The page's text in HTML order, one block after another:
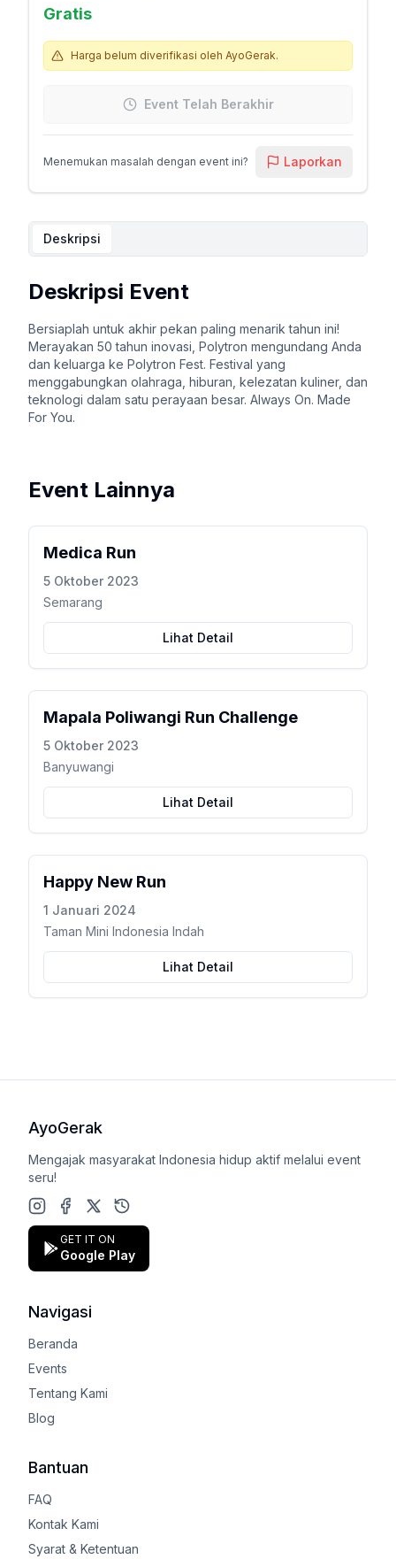
Gratis
Harga belum diverifikasi oleh AyoGerak.
Event Telah Berakhir
Menemukan masalah dengan event ini? Laporkan
Deskripsi
Deskripsi Event
Bersiaplah untuk akhir pekan paling menarik tahun ini!
Merayakan 50 tahun inovasi, Polytron mengundang Anda
dan keluarga ke Polytron Fest. Festival yang
menggabungkan olahraga, hiburan, kelezatan kuliner, dan
teknologi dalam satu perayaan besar. Always On. Made
For You.
Event Lainnya
Medica Run
5 Oktober 2023
Semarang
Lihat Detail
Mapala Poliwangi Run Challenge
5 Oktober 2023
Banyuwangi
Lihat Detail
Happy New Run
1 Januari 2024
Taman Mini Indonesia Indah
Lihat Detail
AyoGerak
Mengajak masyarakat Indonesia hidup aktif melalui event
seru!
Instagram
Facebook
X (Twitter)
Google Play Store
GET IT ON
Google Play
Navigasi
Beranda
Events
Tentang Kami
Blog
Bantuan
FAQ
Kontak Kami
Syarat & Ketentuan